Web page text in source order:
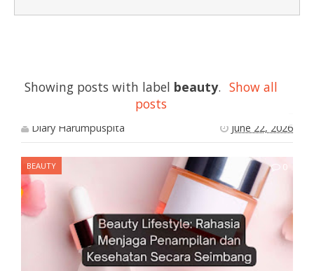
Showing posts with label beauty. Show all
posts
Penampilan dan Kesehatan Secara Seimbang
Diary Harumpuspita June 22, 2026
BEAUTY 0